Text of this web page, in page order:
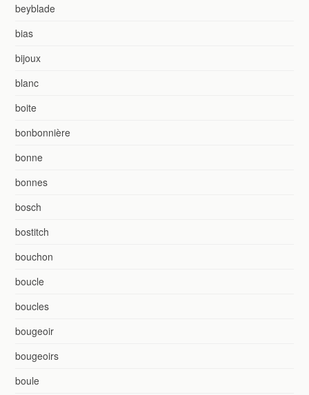
beyblade
bias
bijoux
blanc
boite
bonbonnière
bonne
bonnes
bosch
bostitch
bouchon
boucle
boucles
bougeoir
bougeoirs
boule